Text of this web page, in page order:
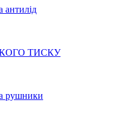
антилід
ТИСКУ
рушники